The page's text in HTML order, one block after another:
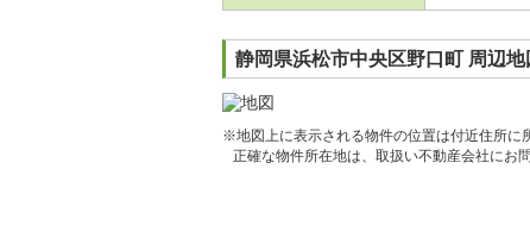
静岡県浜松市中央区野口町 周辺地
※地図上に表示される物件の位置は付近住所に
正確な物件所在地は、取扱い不動産会社にお